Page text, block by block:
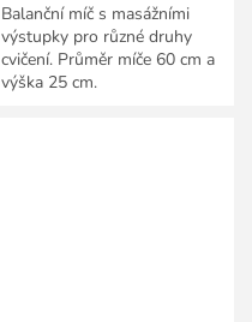
Balanční míč s masážními
výstupky pro různé druhy
cvičení. Průměr míče 60 cm a
výška 25 cm.